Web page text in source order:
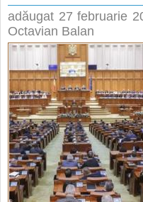
adăugat 27 februarie
Octavian Balan